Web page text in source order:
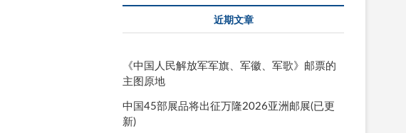
近期文章
《中国人民解放军军旗、军徽、军歌》邮票的
主图原地
中国45部展品将出征万隆2026亚洲邮展(已更
新)